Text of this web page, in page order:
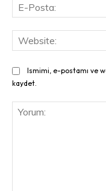
Ismimi, e-postamı ve
kaydet.